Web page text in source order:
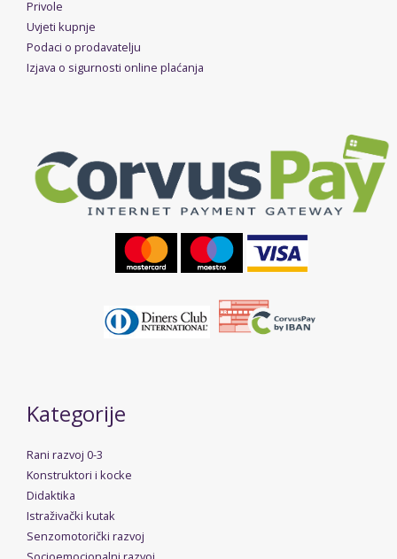
Privole
Uvjeti kupnje
Podaci o prodavatelju
Izjava o sigurnosti online plaćanja
Kategorije
Rani razvoj 0-3
Konstruktori i kocke
Didaktika
Istraživački kutak
Senzomotorički razvoj